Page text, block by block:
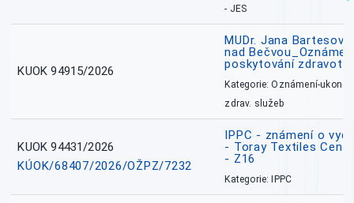
- JES
KUOK 94915/2026
MUDr. Jana
nad
poskytování
Kategorie: Oznámení-
zdrav. služeb
KUOK 94431/2026
KÚOK/68407/2026/OŽPZ/7232
IPPC - známení o
- Toray Textiles
- Z16
Kategorie: IPPC